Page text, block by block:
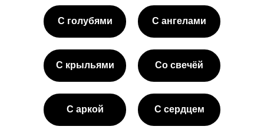
С ангелами
С голубями
Со свечёй
С сердцем
С аркой
С крыльями